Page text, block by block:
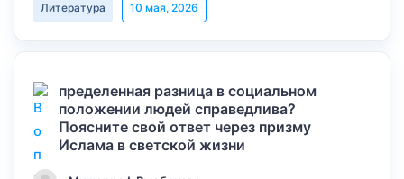
Литература 10 мая, 2026
пределенная разница в социальном
положении людей справедлива?
Поясните свой ответ через призму
Ислама в светской жизни